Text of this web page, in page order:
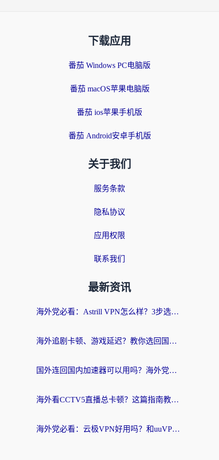
下载应用
番茄 Windows PC电脑版
番茄 macOS苹果电脑版
番茄 ios苹果手机版
番茄 Android安卓手机版
关于我们
服务条款
隐私协议
应用权限
联系我们
最新资讯
海外党必看：Astrill VPN怎么样？3步选对回国加速器实现无缝刷剧玩游戏
海外追剧卡顿、游戏延迟？教你选回国加速器，附免费加速器试用一小时福利
国外连回国内加速器可以用吗？海外党亲测实用指南，解决追剧游戏卡顿难题
海外看CCTV5直播总卡顿？这篇指南教你选对回国加速器，无缝刷国内资源
海外党必看：云极VPN好用吗？和uuVPN对比哪个回国效果更好？附真实体验+避坑指南